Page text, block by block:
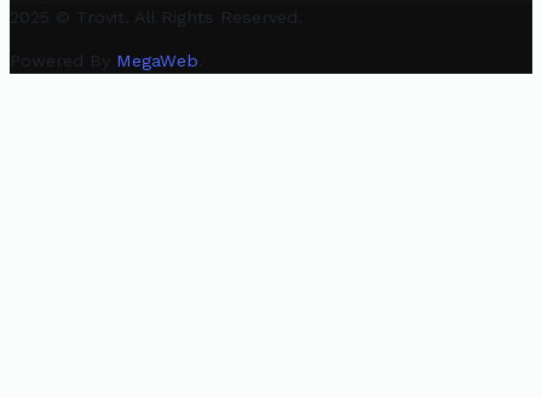
2025 © Trovit. All Rights Reserved.
Powered By MegaWeb